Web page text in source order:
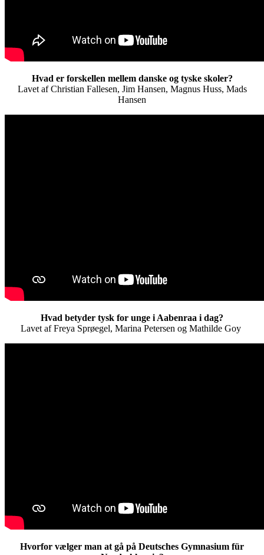
Hvad er forskellen mellem danske og tyske skoler?
Lavet af Christian Fallesen, Jim Hansen, Magnus Huss, Mads
Hansen
Hvad betyder tysk for unge i Aabenraa i dag?
Lavet af Freya Sprøegel, Marina Petersen og Mathilde Goy
Hvorfor vælger man at gå på Deutsches Gymnasium für